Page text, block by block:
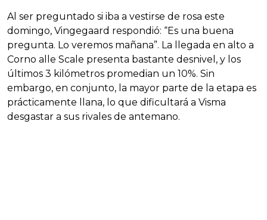
Al ser preguntado si iba a vestirse de rosa este
domingo, Vingegaard respondió: “Es una buena
pregunta. Lo veremos mañana”. La llegada en alto a
Corno alle Scale presenta bastante desnivel, y los
últimos 3 kilómetros promedian un 10%. Sin
embargo, en conjunto, la mayor parte de la etapa es
prácticamente llana, lo que dificultará a Visma
desgastar a sus rivales de antemano.